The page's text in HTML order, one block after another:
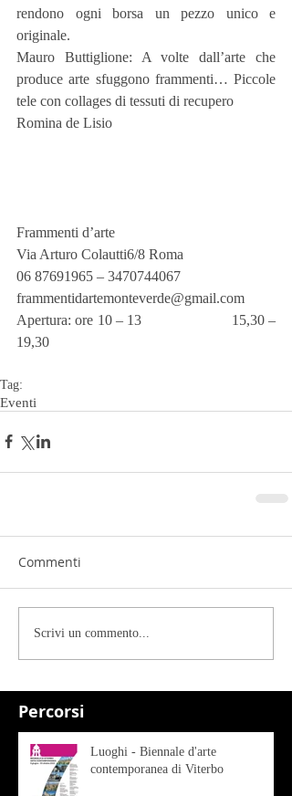
Percorsi
rendono ogni borsa un pezzo unico e
originale.
Mauro Buttiglione: A volte dall’arte che
produce arte sfuggono frammenti… Piccole
tele con collages di tessuti di recupero
Romina de Lisio
Frammenti d’arte
Via Arturo Colautti6/8 Roma
06 87691965 – 3470744067
frammentidartemonteverde@gmail.com
Apertura: ore 10 – 13                       15,30 –
19,30
Tag:
Eventi
Commenti
Scrivi un commento...
Luoghi - Biennale d'arte
contemporanea di Viterbo